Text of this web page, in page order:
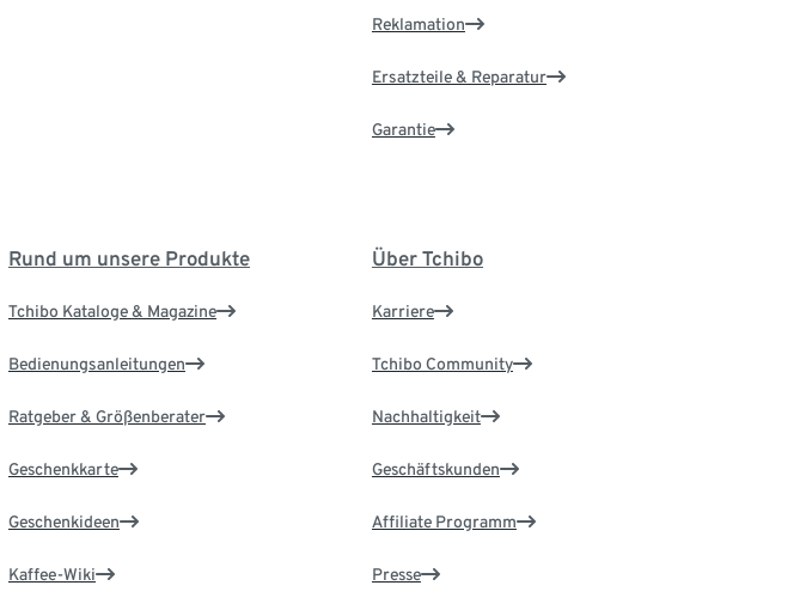
Reklamation
Ersatzteile & Reparatur
Garantie
Rund um unsere Produkte
Tchibo Kataloge & Magazine
Bedienungsanleitungen
Ratgeber & Größenberater
Geschenkkarte
Geschenkideen
Kaffee-Wiki
Über Tchibo
Karriere
Tchibo Community
Nachhaltigkeit
Geschäftskunden
Affiliate Programm
Presse